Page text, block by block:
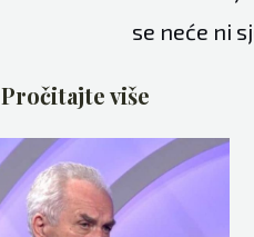
se neće ni
Pročitajte više